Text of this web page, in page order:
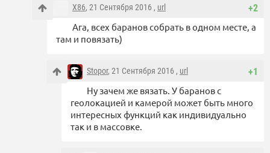
+2
X86, 21 Сентября 2016 , url
Ага, всех баранов собрать в одном месте, а
там и повязать)
+1
Stopor, 21 Сентября 2016 , url
Ну зачем же вязать. У баранов с
геолокацией и камерой может быть много
интересных функций как индивидуально
так и в массовке.